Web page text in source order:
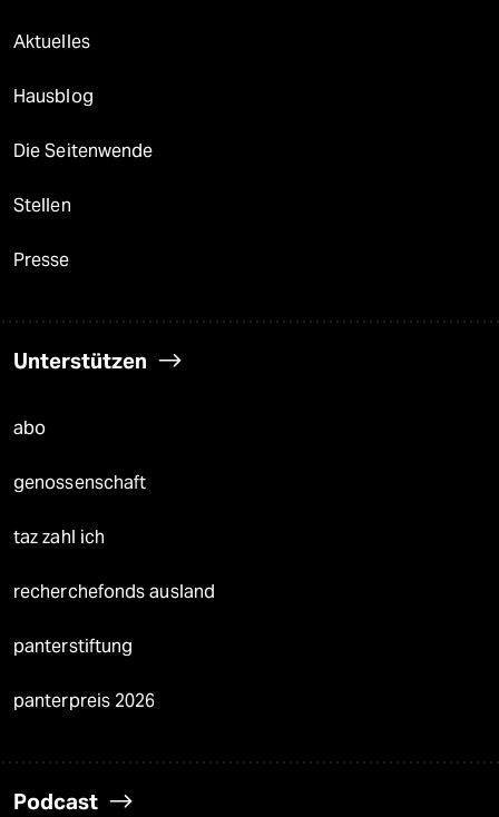
Aktuelles
Hausblog
Die Seitenwende
Stellen
Presse
Unterstützen
abo
genossenschaft
taz zahl ich
recherchefonds ausland
panterstiftung
panterpreis 2026
Podcast